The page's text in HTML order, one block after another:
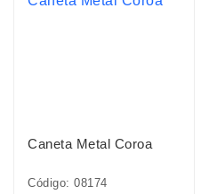
Caneta Metal Coroa
Código: 08174